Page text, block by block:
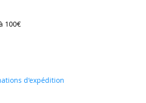
100€
d'expédition